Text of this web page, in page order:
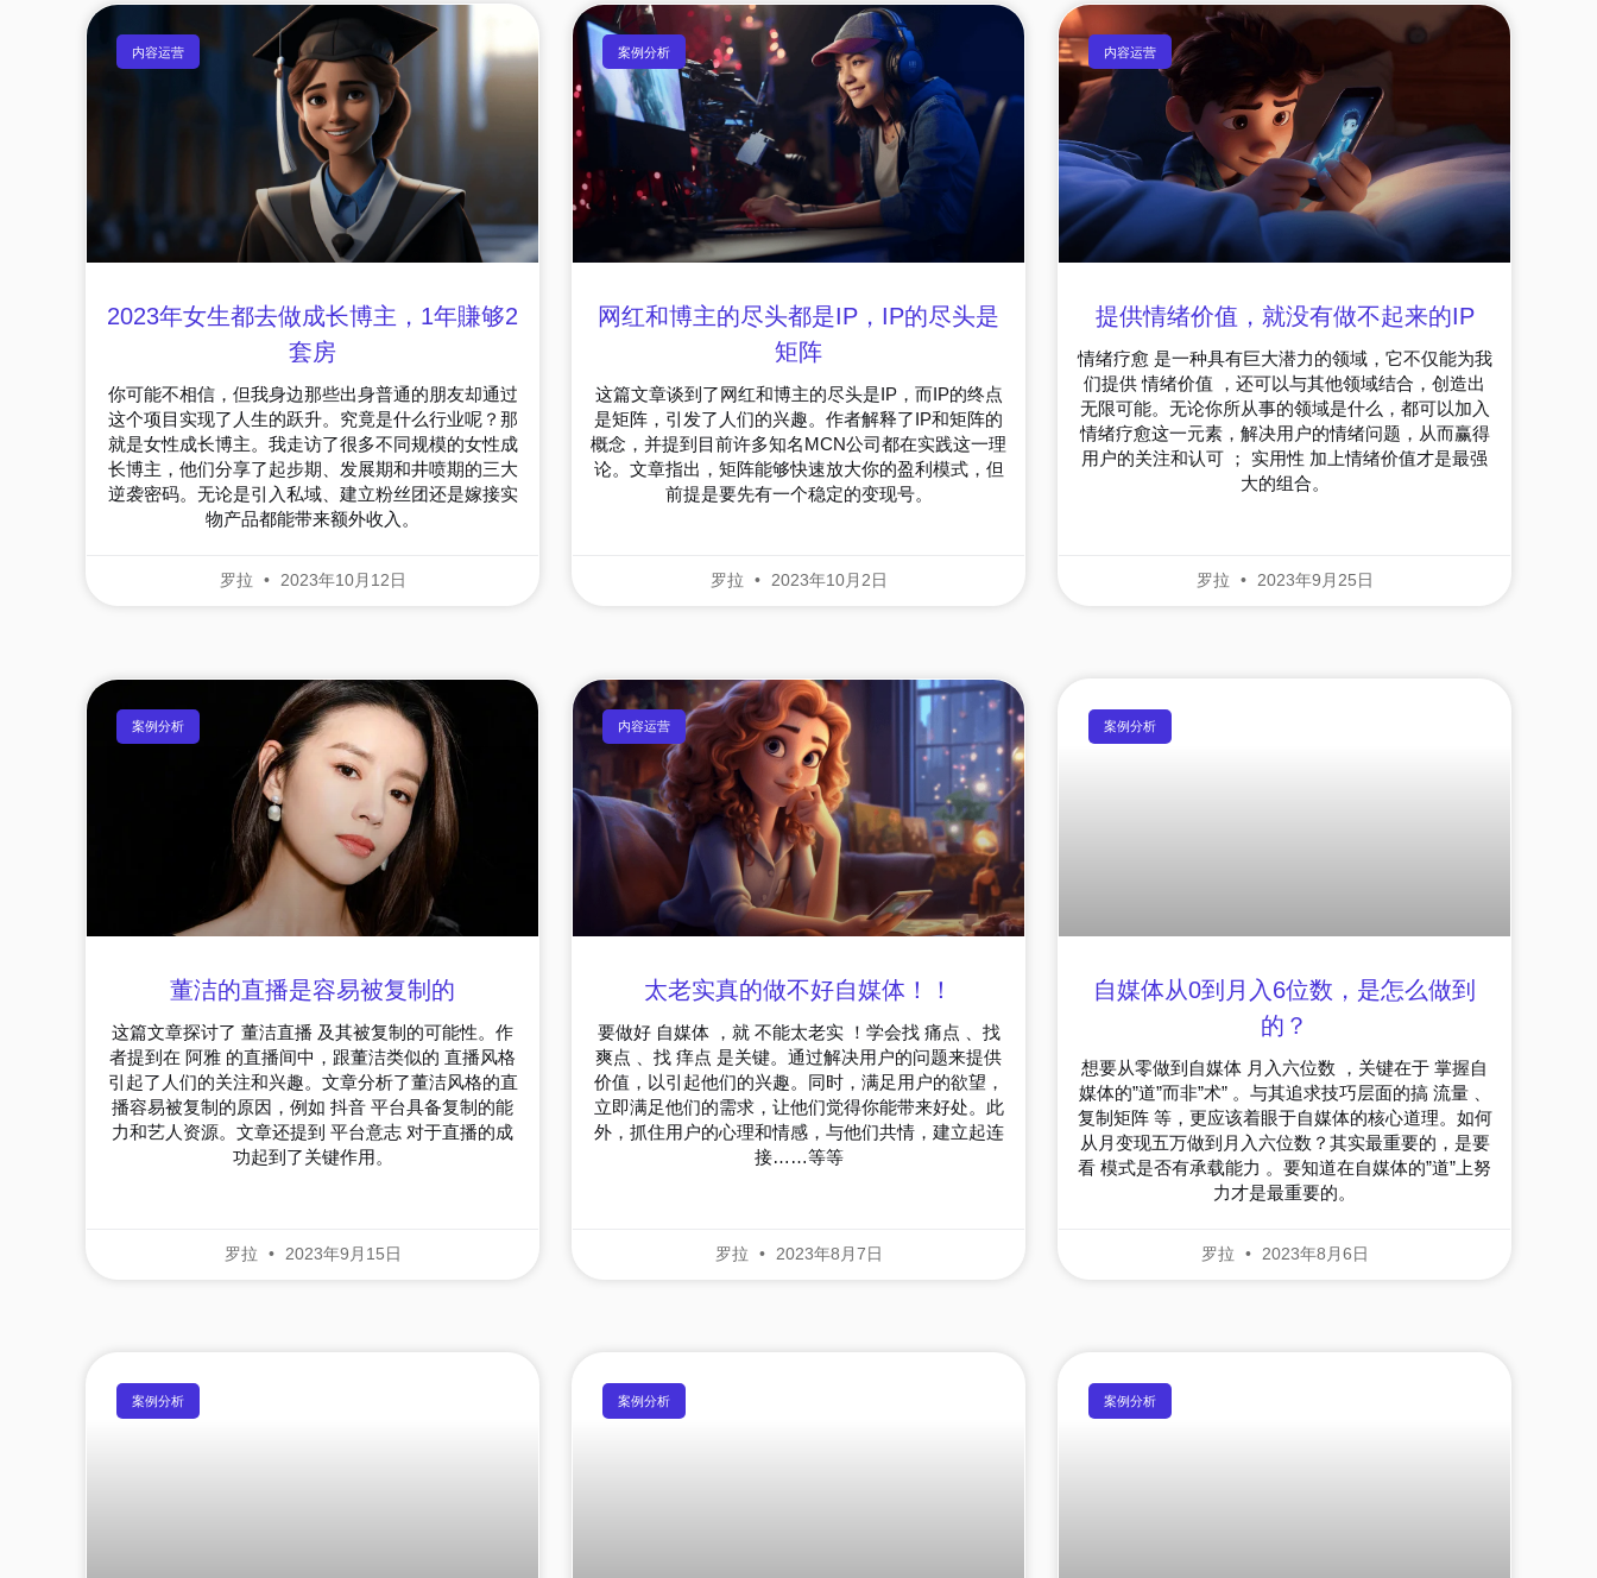
内容运营
2023年女生都去做成长博主，1年賺够2
套房
你可能不相信，但我身边那些出身普通的朋友却通过
这个项目实现了人生的跃升。究竟是什么行业呢？那
就是女性成长博主。我走访了很多不同规模的女性成
长博主，他们分享了起步期、发展期和井喷期的三大
逆袭密码。无论是引入私域、建立粉丝团还是嫁接实
物产品都能带来额外收入。
罗拉 2023年10月12日
案例分析
网红和博主的尽头都是IP，IP的尽头是
矩阵
这篇文章谈到了网红和博主的尽头是IP，而IP的终点
是矩阵，引发了人们的兴趣。作者解释了IP和矩阵的
概念，并提到目前许多知名MCN公司都在实践这一理
论。文章指出，矩阵能够快速放大你的盈利模式，但
前提是要先有一个稳定的变现号。
罗拉 2023年10月2日
内容运营
提供情绪价值，就没有做不起来的IP
情绪疗愈 是一种具有巨大潜力的领域，它不仅能为我
们提供 情绪价值 ，还可以与其他领域结合，创造出
无限可能。无论你所从事的领域是什么，都可以加入
情绪疗愈这一元素，解决用户的情绪问题，从而赢得
用户的关注和认可 ； 实用性 加上情绪价值才是最强
大的组合。
罗拉 2023年9月25日
案例分析
董洁的直播是容易被复制的
这篇文章探讨了 董洁直播 及其被复制的可能性。作
者提到在 阿雅 的直播间中，跟董洁类似的 直播风格
引起了人们的关注和兴趣。文章分析了董洁风格的直
播容易被复制的原因，例如 抖音 平台具备复制的能
力和艺人资源。文章还提到 平台意志 对于直播的成
功起到了关键作用。
罗拉 2023年9月15日
内容运营
太老实真的做不好自媒体！！
要做好 自媒体 ，就 不能太老实 ！学会找 痛点 、找
爽点 、找 痒点 是关键。通过解决用户的问题来提供
价值，以引起他们的兴趣。同时，满足用户的欲望，
立即满足他们的需求，让他们觉得你能带来好处。此
外，抓住用户的心理和情感，与他们共情，建立起连
接……等等
罗拉 2023年8月7日
案例分析
自媒体从0到月入6位数，是怎么做到
的？
想要从零做到自媒体 月入六位数 ，关键在于 掌握自
媒体的”道”而非”术” 。与其追求技巧层面的搞 流量 、
复制矩阵 等，更应该着眼于自媒体的核心道理。如何
从月变现五万做到月入六位数？其实最重要的，是要
看 模式是否有承载能力 。要知道在自媒体的”道”上努
力才是最重要的。
罗拉 2023年8月6日
案例分析 案例分析 案例分析